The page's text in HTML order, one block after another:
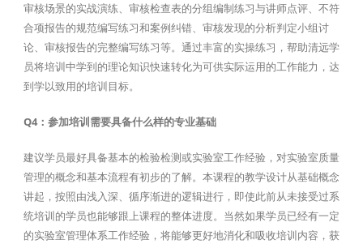
审核场景的实战演练、审核检查表的分组编制练习与讲师点评、不符
合项报告的规范编写练习和案例纠错、审核发现的分析判定小组讨
论、审核报告的完整编写练习等。通过丰富的实操练习，帮助清远学
员将培训中学到的理论知识快速转化为可供实际运用的工作能力，达
到学以致用的培训目标。
Q4：参加培训需要具备什么样的专业基础
建议学员最好具备基本的检验检测或实验室工作经验，对实验室质量
管理的概念和基本流程有初步的了解。本课程的教学设计从基础概念
讲起，按照由浅入深、循序渐进的逻辑进行，即使此前从未接受过系
统培训的学员也能够跟上课程的整体进度。当然如果学员已经有一定
的实验室管理体系工作经验，将能够更好地消化和吸收培训内容，获